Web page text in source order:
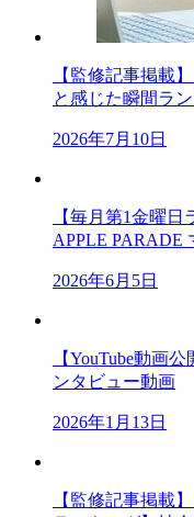
【監修記事掲載
と感じた瞬間ラ
2026年7月10日
【毎月第1金曜日
APPLE PARADE
2026年6月5日
【YouTube動画
ンタビュー動画
2026年1月13日
【監修記事掲載